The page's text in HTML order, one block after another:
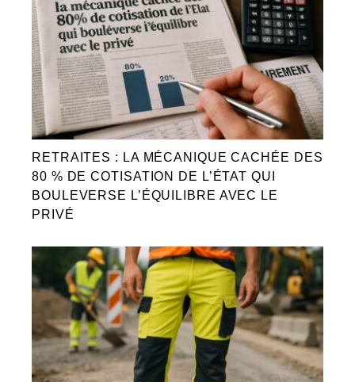
RETRAITES : LA MÉCANIQUE CACHÉE DES
80 % DE COTISATION DE L’ÉTAT QUI
BOULEVERSE L’ÉQUILIBRE AVEC LE
PRIVÉ